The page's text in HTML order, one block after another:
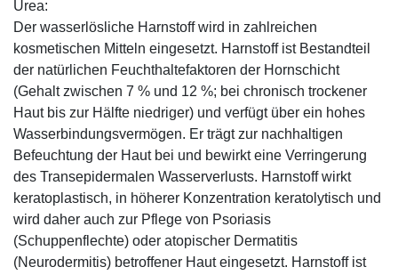
Urea:
Der wasserlösliche Harnstoff wird in zahlreichen
kosmetischen Mitteln eingesetzt. Harnstoff ist Bestandteil
der natürlichen Feuchthaltefaktoren der Hornschicht
(Gehalt zwischen 7 % und 12 %; bei chronisch trockener
Haut bis zur Hälfte niedriger) und verfügt über ein hohes
Wasserbindungsvermögen. Er trägt zur nachhaltigen
Befeuchtung der Haut bei und bewirkt eine Verringerung
des Transepidermalen Wasserverlusts. Harnstoff wirkt
keratoplastisch, in höherer Konzentration keratolytisch und
wird daher auch zur Pflege von Psoriasis
(Schuppenflechte) oder atopischer Dermatitis
(Neurodermitis) betroffener Haut eingesetzt. Harnstoff ist